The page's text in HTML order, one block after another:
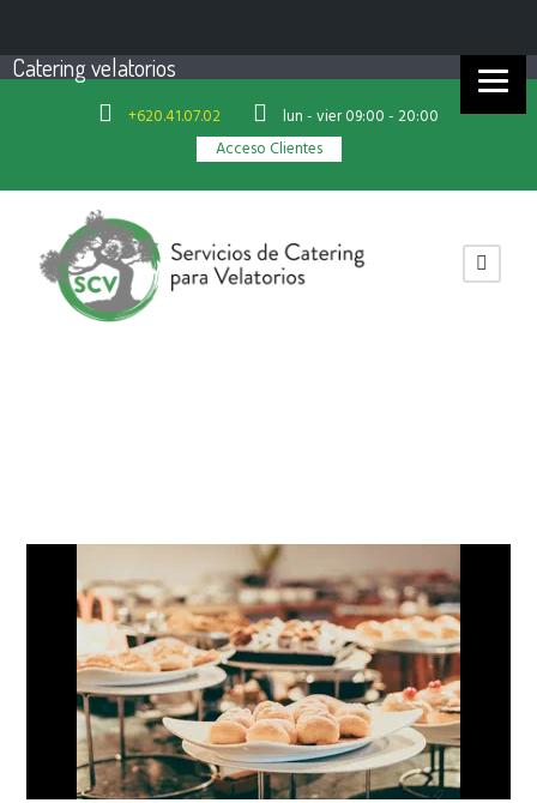
+620.41.07.02
lun - vier 09:00 - 20:00
Acceso Clientes
Catering velatorios